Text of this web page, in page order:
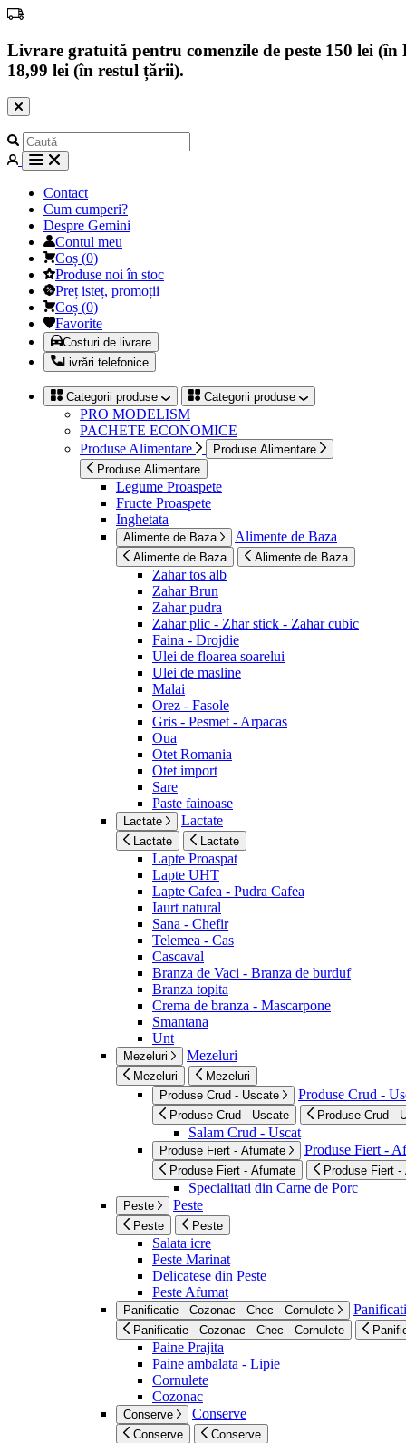
Livrare gratuită pentru comenzile de peste 150 lei
18,99 lei (în restul țării).
Contact
Cum cumperi?
Despre Gemini
Contul meu
Coș (0)
Produse noi în stoc
Preț isteț, promoții
Coș (0)
Favorite
Costuri de livrare
Livrări telefonice
Categorii produse Categorii produse
PRO MODELISM
PACHETE ECONOMICE
Produse Alimentare
Produse Alimentare
Produse Alimentare
Legume Proaspete
Fructe Proaspete
Inghetata
Alimente de Baza Alimente de Baza
Alimente de Baza Alimente de Baza
Zahar tos alb
Zahar Brun
Zahar pudra
Zahar plic - Zhar stick - Zahar cubic
Faina - Drojdie
Ulei de floarea soarelui
Ulei de masline
Malai
Orez - Fasole
Gris - Pesmet - Arpacas
Oua
Otet Romania
Otet import
Sare
Paste fainoase
Lactate Lactate
Lactate Lactate
Lapte Proaspat
Lapte UHT
Lapte Cafea - Pudra Cafea
Iaurt natural
Sana - Chefir
Telemea - Cas
Cascaval
Branza de Vaci - Branza de burduf
Branza topita
Crema de branza - Mascarpone
Smantana
Unt
Mezeluri Mezeluri
Mezeluri
Mezeluri
Produse Crud - Uscate
Produse Crud -
Produse Crud - Uscate Produse Crud -
Salam Crud - Uscat
Produse Fiert - Afumate Produse Fiert -
Produse Fiert - Afumate Produse Fiert -
Specialitati din Carne de Porc
Peste Peste
Peste Peste
Salata icre
Peste Marinat
Delicatese din Peste
Peste Afumat
Panificatie - Cozonac - Chec - Cornulete
Panificatie - Cozonac - Chec - Cornulete
Paine Prajita
Paine ambalata - Lipie
Cornulete
Cozonac
Conserve Conserve
Conserve Conserve